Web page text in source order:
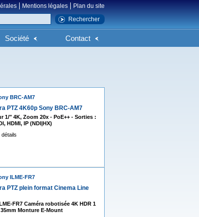
Mentions légales Plan du site
Société Contact
BRC-AM7
PTZ 4K60p Sony BRC-AM7
1/" 4K, Zoom 20x - PoE++ - Sorties :
HDMI, IP (NDI|HX)
détails
ILME-FR7
PTZ plein format Cinema Line
FR7 Caméra robotisée 4K HDR 1
35mm Monture E-Mount